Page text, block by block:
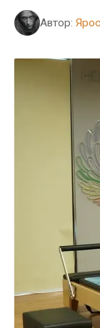
Автор: